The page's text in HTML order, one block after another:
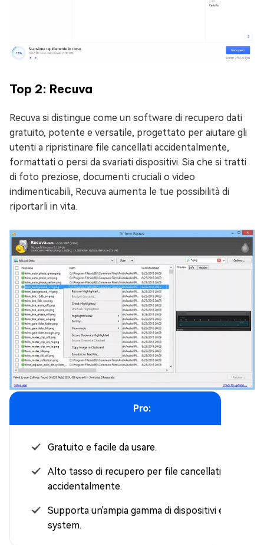
Top 2: Recuva
Recuva si distingue come un software di recupero dati
gratuito, potente e versatile, progettato per aiutare gli
utenti a ripristinare file cancellati accidentalmente,
formattati o persi da svariati dispositivi. Sia che si tratti
di foto preziose, documenti cruciali o video
indimenticabili, Recuva aumenta le tue possibilità di
riportarli in vita.
Pro:
Gratuito e facile da usare.
Alto tasso di recupero per file cancellati
accidentalmente.
Supporta un'ampia gamma di dispositivi e file
system.